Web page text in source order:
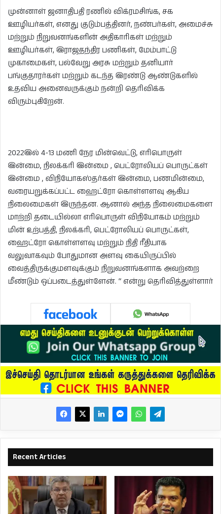
முன்னாள் ஜனாதிபதி ரணில் விக்ரமசிங்க, சக
ஊழியர்கள், எனது குடும்பத்தினர், நண்பர்கள், அமைச்சு
மற்றும் நிறுவனங்களின் அதிகாரிகள் மற்றும்
ஊழியர்கள், இராஜதந்திர பணிகள், மேம்பாட்டு
முகாமைகள், பல்வேறு அரசு மற்றும் தனியார்
பங்குதாரர்கள் மற்றும் கடந்த இரண்டு ஆண்டுகளில்
உதவிய அனைவருக்கும் நன்றி தெரிவிக்க
விரும்புகிறேன்.
2022இல் 4-13 மணி நேர மின்வெட்டு, எரிபொருள்
இன்மை, நிலக்கரி இன்மை , பெட்ரோலியப் பொருட்கள்
இன்மை , விநியோகஸ்தர்கள் இன்மை, பணமின்மை,
வரையறுக்கப்பட்ட ஹைட்ரோ கொள்ளளவு ஆகிய
நிலைமைகள் இருந்தன. ஆனால் அந்த நிலைமைகளை
மாற்றி தடையில்லா எரிபொருள் விநியோகம் மற்றும்
மின் உற்பத்தி, நிலக்கரி, பெட்ரோலியப் பொருட்கள்,
ஹைட்ரோ கொள்ளளவு மற்றும் நிதி ரீதியாக
வலுவாகவும் போதுமான அளவு கையிருப்பில்
வைத்திருக்குமளவுக்கும் நிறுவனங்களாக அவற்றை
மீண்டும் ஒப்படைத்துள்ளேன். “ என்று தெரிவித்துள்ளார்
Recent Articles